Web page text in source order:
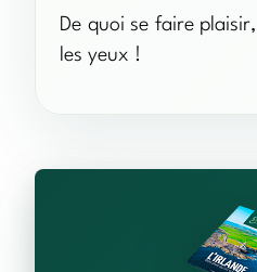
De quoi se faire
les yeux !